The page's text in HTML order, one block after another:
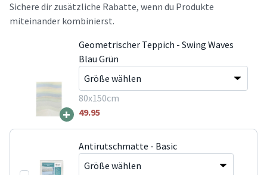
Sichere dir zusätzliche Rabatte, wenn du Produkte
miteinander kombinierst.
+
Geometrischer Teppich - Swing Waves
Blau Grün
80x150cm
49.95
Antirutschmatte - Basic